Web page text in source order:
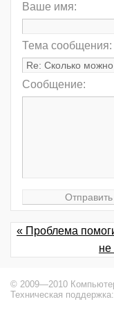
Ваше имя:
Тема сообщения:
Сообщение:
« Проблема
не
© 2009—2010
Техническая поддержка: